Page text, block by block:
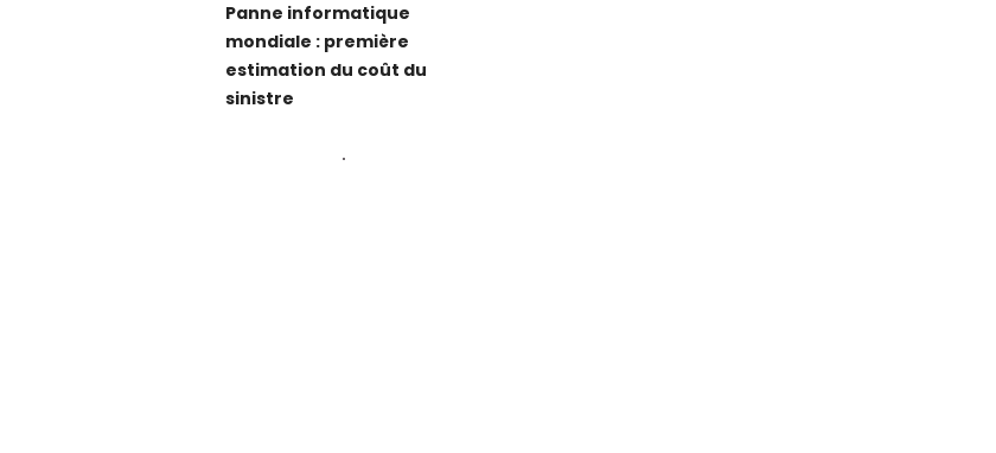
Panne informatique
mondiale : première
estimation du coût du
sinistre